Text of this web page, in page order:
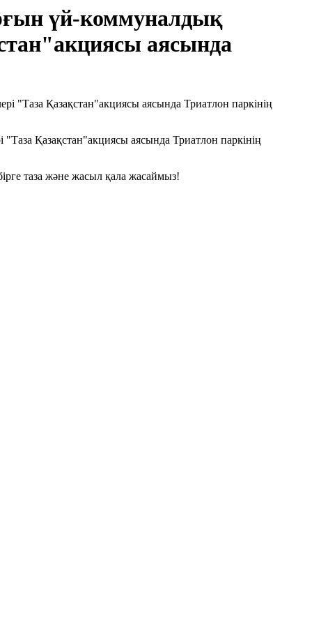
үй-коммуналдық
аясында
Қазақстан"акциясы аясында Триатлон паркінің
таза және жасыл қала жасаймыз!